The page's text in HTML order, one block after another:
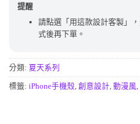
提醒
請點選「用這款設計客製」
式後再下單。
分類: 夏天系列
標籤: iPhone手機殼 創意設計 動漫風